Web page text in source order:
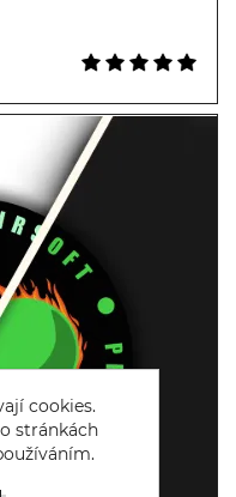
cookies.
stránkách